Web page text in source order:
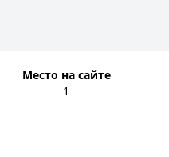
Место на сайте
1